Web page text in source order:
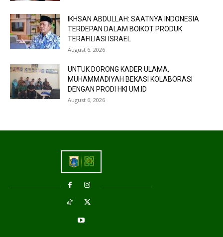
IKHSAN ABDULLAH: SAATNYA INDONESIA
TERDEPAN DALAM BOIKOT PRODUK
TERAFILIASI ISRAEL
August 6, 2026
UNTUK DORONG KADER ULAMA,
MUHAMMADIYAH BEKASI KOLABORASI
DENGAN PRODI HKI UM.ID
August 6, 2026